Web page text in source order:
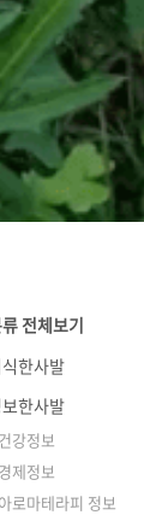
전체보기
한사발
한사발
건강정보
경제정보
아로마테라피 정보